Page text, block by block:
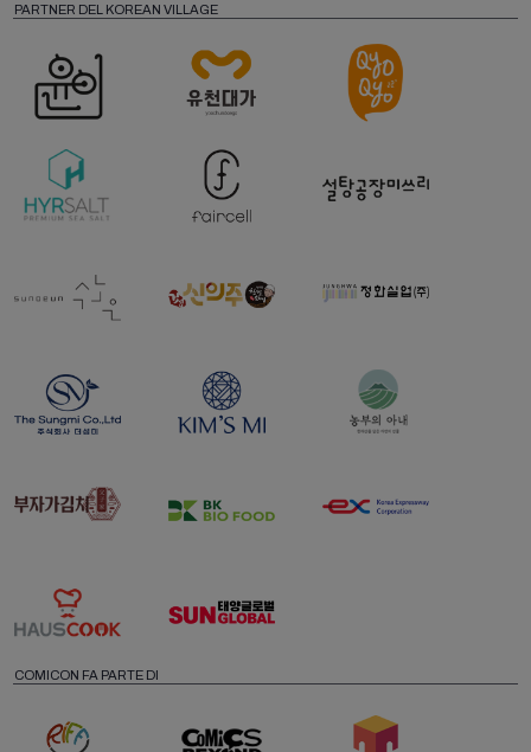
PARTNER DEL KOREAN VILLAGE
COMICON FA PARTE DI